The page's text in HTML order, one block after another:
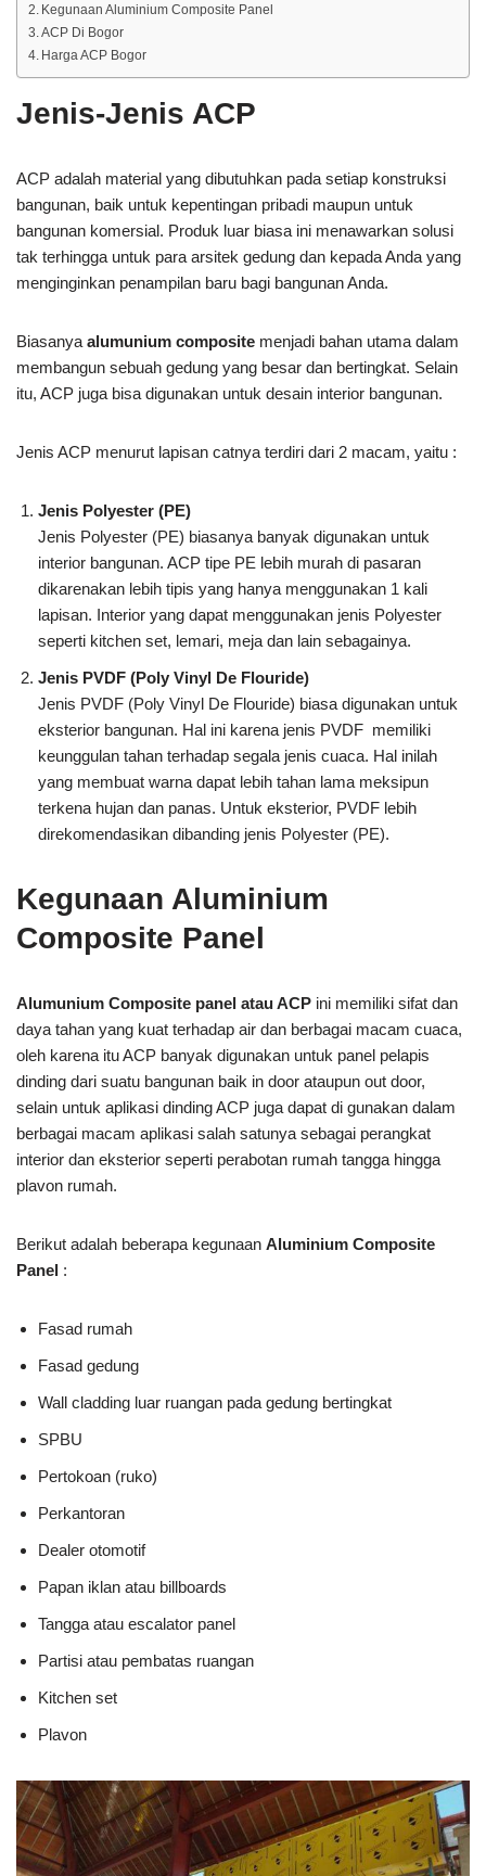
Kegunaan Aluminium Composite Panel
ACP Di Bogor
Harga ACP Bogor
Jenis-Jenis ACP
ACP adalah material yang dibutuhkan pada setiap konstruksi
bangunan, baik untuk kepentingan pribadi maupun untuk
bangunan komersial. Produk luar biasa ini menawarkan solusi
tak terhingga untuk para arsitek gedung dan kepada Anda yang
menginginkan penampilan baru bagi bangunan Anda.
Biasanya alumunium composite menjadi bahan utama dalam
membangun sebuah gedung yang besar dan bertingkat. Selain
itu, ACP juga bisa digunakan untuk desain interior bangunan.
Jenis ACP menurut lapisan catnya terdiri dari 2 macam, yaitu :
Jenis Polyester (PE)
Jenis Polyester (PE) biasanya banyak digunakan untuk
interior bangunan. ACP tipe PE lebih murah di pasaran
dikarenakan lebih tipis yang hanya menggunakan 1 kali
lapisan. Interior yang dapat menggunakan jenis Polyester
seperti kitchen set, lemari, meja dan lain sebagainya.
Jenis PVDF (Poly Vinyl De Flouride)
Jenis PVDF (Poly Vinyl De Flouride) biasa digunakan untuk
eksterior bangunan. Hal ini karena jenis PVDF memiliki
keunggulan tahan terhadap segala jenis cuaca. Hal inilah
yang membuat warna dapat lebih tahan lama meksipun
terkena hujan dan panas. Untuk eksterior, PVDF lebih
direkomendasikan dibanding jenis Polyester (PE).
Kegunaan Aluminium
Composite Panel
Alumunium Composite panel atau ACP ini memiliki sifat dan
daya tahan yang kuat terhadap air dan berbagai macam cuaca,
oleh karena itu ACP banyak digunakan untuk panel pelapis
dinding dari suatu bangunan baik in door ataupun out door,
selain untuk aplikasi dinding ACP juga dapat di gunakan dalam
berbagai macam aplikasi salah satunya sebagai perangkat
interior dan eksterior seperti perabotan rumah tangga hingga
plavon rumah.
Berikut adalah beberapa kegunaan Aluminium Composite
Panel :
Fasad rumah
Fasad gedung
Wall cladding luar ruangan pada gedung bertingkat
SPBU
Pertokoan (ruko)
Perkantoran
Dealer otomotif
Papan iklan atau billboards
Tangga atau escalator panel
Partisi atau pembatas ruangan
Kitchen set
Plavon